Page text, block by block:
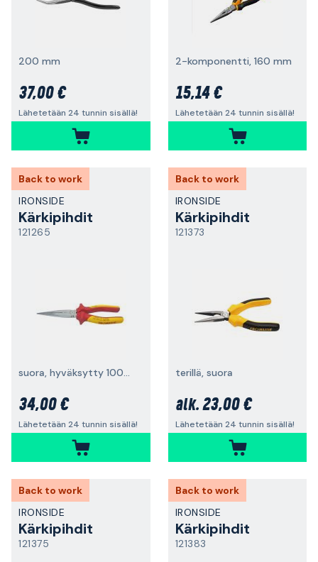
200 mm
37,00 €
Lähetetään 24 tunnin sisällä!
2-komponentti, 160 mm
15,14 €
Lähetetään 24 tunnin sisällä!
Back to work
IRONSIDE
Kärkipihdit
121265
suora, hyväksytty 1000 V:iin saakka
34,00 €
Lähetetään 24 tunnin sisällä!
Back to work
IRONSIDE
Kärkipihdit
121373
terillä, suora
alk. 23,00 €
Lähetetään 24 tunnin sisällä!
Back to work
IRONSIDE
Kärkipihdit
121375
Back to work
IRONSIDE
Kärkipihdit
121383